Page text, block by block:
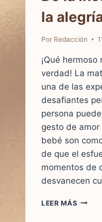
la
Por Redacción
¡Qué
verdad! La
una de las
desafiantes
persona
gesto de
bebé son
de que el
momentos de
desvanecen
LEER MÁS DE